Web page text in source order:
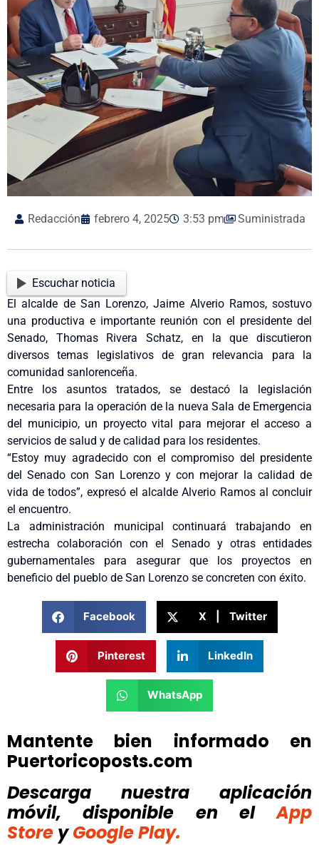
Redacción febrero 4, 2025 3:53 pm Suministrada
Escuchar noticia
El alcalde de San Lorenzo, Jaime Alverio Ramos, sostuvo
una productiva e importante reunión con el presidente del
Senado, Thomas Rivera Schatz, en la que discutieron
diversos temas legislativos de gran relevancia para la
comunidad sanlorenceña.
Entre los asuntos tratados, se destacó la legislación
necesaria para la operación de la nueva Sala de Emergencia
del municipio, un proyecto vital para mejorar el acceso a
servicios de salud y de calidad para los residentes.
“Estoy muy agradecido con el compromiso del presidente
del Senado con San Lorenzo y con mejorar la calidad de
vida de todos”, expresó el alcalde Alverio Ramos al concluir
el encuentro.
La administración municipal continuará trabajando en
estrecha colaboración con el Senado y otras entidades
gubernamentales para asegurar que los proyectos en
beneficio del pueblo de San Lorenzo se concreten con éxito.
Facebook X | Twitter
Pinterest LinkedIn
WhatsApp
Mantente bien informado en
Puertoricoposts.com
Descarga nuestra aplicación
móvil, disponible
en el
App
Store y Google Play.